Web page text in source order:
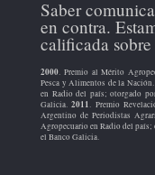
Saber
en contra.
calificada
2000. Premio al Mérito
Pesca y Alimentos de la Nación.
en Radio del país; otorgado
Galicia.2011. Premio
Argentino de Periodistas
Agropecuario en Radio del
el Banco Galicia.